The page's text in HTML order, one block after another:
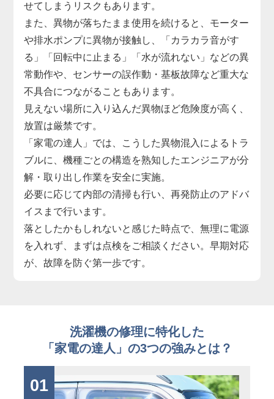
せてしまうリスクもあります。
また、異物が落ちたまま使用を続けると、モーター
や排水ポンプに異物が接触し、「カラカラ音がす
る」「回転中に止まる」「水が流れない」などの異
常動作や、センサーの誤作動・基板故障など重大な
不具合につながることもあります。
見えない場所に入り込んだ異物ほど危険度が高く、
放置は厳禁です。
「家電の達人」では、こうした異物混入によるトラ
ブルに、機種ごとの構造を熟知したエンジニアが分
解・取り出し作業を安全に実施。
必要に応じて内部の清掃も行い、再発防止のアドバ
イスまで行います。
落としたかもしれないと感じた時点で、無理に電源
を入れず、まずは点検をご相談ください。早期対応
が、故障を防ぐ第一歩です。
洗濯機の修理に特化した
「家電の達人」の3つの強みとは？
01